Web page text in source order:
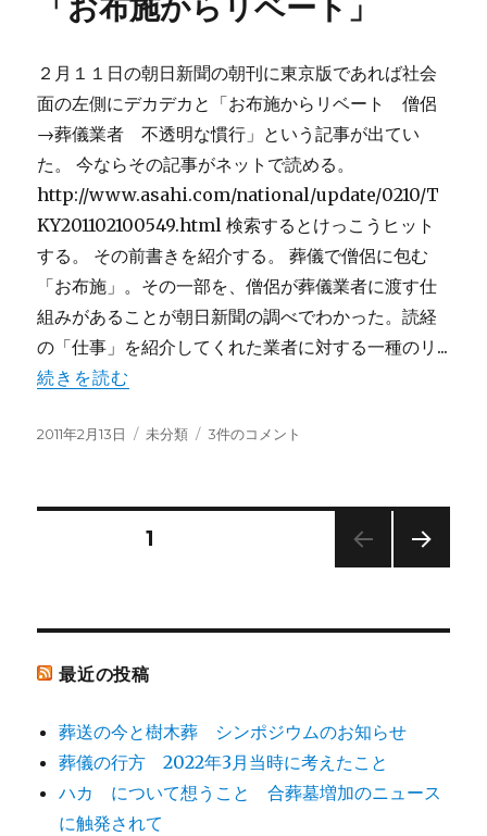
ー
ン
ん、
ま
で
す
か！
の
「お布施からリベート」
２月１１日の朝日新聞の朝刊に東京版であれば社会
面の左側にデカデカと「お布施からリベート 僧侶
→葬儀業者 不透明な慣行」という記事が出てい
た。 今ならその記事がネットで読める。
http://www.asahi.com/national/update/0210/T
KY201102100549.html 検索するとけっこうヒット
する。 その前書きを紹介する。 葬儀で僧侶に包む
「お布施」。その一部を、僧侶が葬儀業者に渡す仕
組みがあることが朝日新聞の調べでわかった。読経
の「仕事」を紹介してくれた業者に対する一種のリ...
続きを読む
投
2011年2月13日
カ
未分類
「お
へ
3件のコメント
ナ
ゲ
ー
固定ページ1
最近の投稿
葬送の今と樹木葬 シンポジウムのお知らせ
葬儀の行方 2022年3月当時に考えたこと
ハカ について想うこと 合葬墓増加のニュース
に触発されて